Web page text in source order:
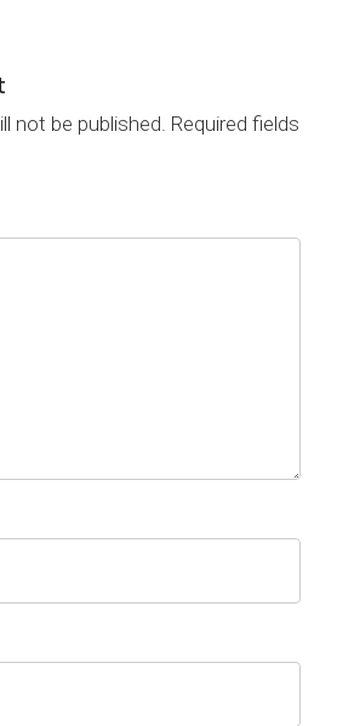
not be published. Required fields